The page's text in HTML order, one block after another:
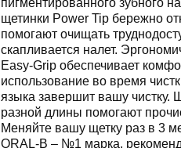
пигментированного зубного
щетинки Power Tip бережно
помогают очищать
скапливается налет.
Easy-Grip обеспечивает
использование во время
языка завершит вашу чистку.
разной длины помогают
Меняйте вашу щетку раз в 3
ORAL-B – №1 марка,